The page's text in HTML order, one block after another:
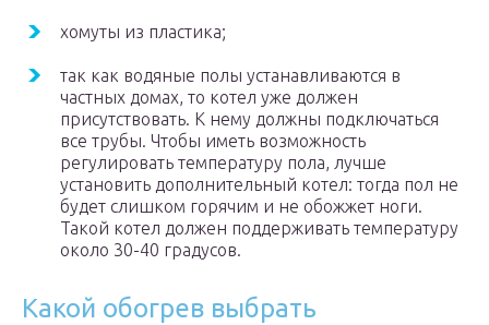
хомуты из пластика;
так как водяные полы устанавливаются в
частных домах, то котел уже должен
присутствовать. К нему должны подключаться
все трубы. Чтобы иметь возможность
регулировать температуру пола, лучше
установить дополнительный котел: тогда пол не
будет слишком горячим и не обожжет ноги.
Такой котел должен поддерживать температуру
около 30-40 градусов.
Какой обогрев выбрать